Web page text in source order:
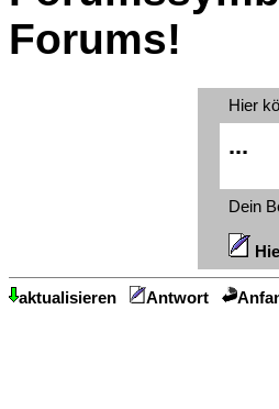
Forums!
Hier
...
Dein
aktualisieren Antwort